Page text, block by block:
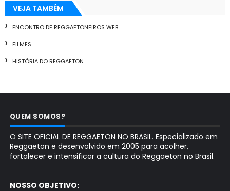
VEJA TAMBÉM
ENCONTRO DE REGGAETONEIROS WEB
FILMES
HISTÓRIA DO REGGAETON
QUEM SOMOS?
O SITE OFICIAL DE REGGAETON NO BRASIL. Especializado em
Reggaeton e desenvolvido em 2005 para acolher,
fortalecer e intensificar a cultura do Reggaeton no Brasil.
NOSSO OBJETIVO: